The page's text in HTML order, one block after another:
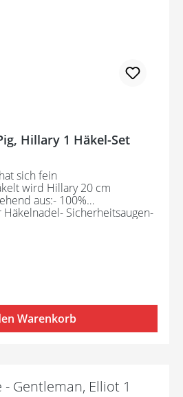
Hillary 1 Häkel-Set
sich fein
wird Hillary 20 cm
aus:- 100%
Sicherheitsaugen-
Warenkorb